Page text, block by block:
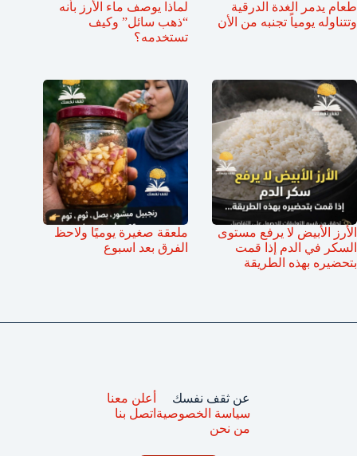
طعام يدمر الغدة الدرقية
وتتناوله يومياً تجنبه من الأن
لماذا يوصف ماء الأرز بأنه
“ذهب سائل” وكيف
تستخدمه؟
الأرز الأبيض لا يرفع مستوى
السكر في الدم إذا قمت
بتحضيره بهذه الطريقة
ملعقة صغيرة يوميًا ولاحظ
الفرق بعد اسبوع
عن ثقف نفسك
سياسة الخصوصية
من نحن
أعلن معنا
اتصل بنا